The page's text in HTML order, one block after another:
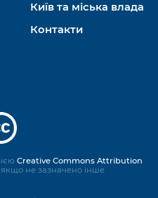
Київ та міська влада
Контакти
Creative Commons Attribution
якщо не зазначено інше